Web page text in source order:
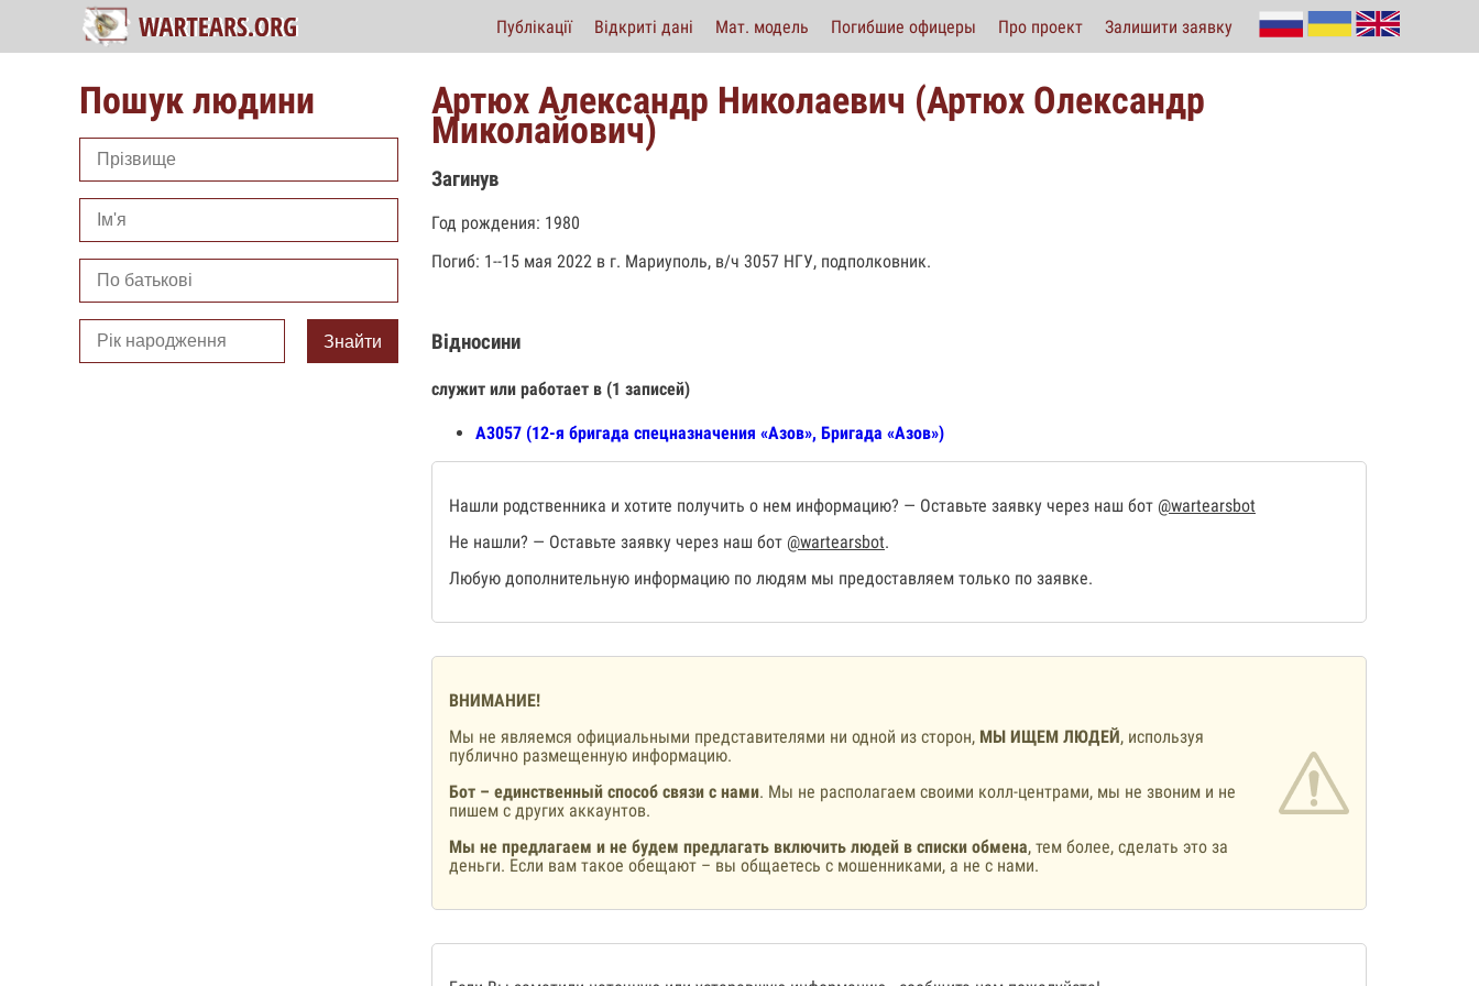
Публікації Відкриті дані Мат. модель Погибшие офицеры Про проект Залишити заявку
Пошук людини
Знайти
Артюх Александр Николаевич (Артюх Олександр
Миколайович)
Загинув
Год рождения: 1980
Погиб: 1--15 мая 2022 в г. Мариуполь, в/ч 3057 НГУ, подполковник.
Відносини
служит или работает в (1 записей)
А3057 (12-я бригада спецназначения «Азов», Бригада «Азов»)
Нашли родственника и хотите получить о нем информацию? — Оставьте заявку через наш бот @wartearsbot
Не нашли? — Оставьте заявку через наш бот @wartearsbot.
Любую дополнительную информацию по людям мы предоставляем только по заявке.
ВНИМАНИЕ!
Мы не являемся официальными представителями ни одной из сторон, МЫ ИЩЕМ ЛЮДЕЙ, используя
публично размещенную информацию.
Бот – единственный способ связи с нами. Мы не располагаем своими колл-центрами, мы не звоним и не
пишем с других аккаунтов.
Мы не предлагаем и не будем предлагать включить людей в списки обмена, тем более, сделать это за
деньги. Если вам такое обещают – вы общаетесь с мошенниками, а не с нами.